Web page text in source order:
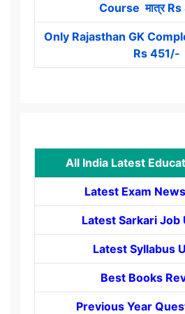
Course मात्र
Only Rajasthan GK
Rs 451/-
All India Latest
Latest Exam
Latest Sarkari Job
Latest Syllabus
Best Books
Previous Year